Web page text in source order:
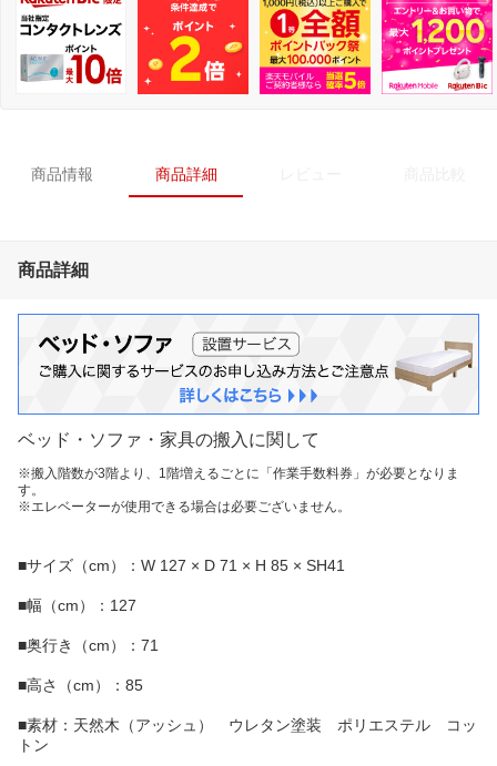
商品情報 商品詳細
商品詳細
ベッド・ソファ・家具の搬入に関して
※搬入階数が3階より、1階増えるごとに「作業手数料券」が必要となりま
す。
※エレベーターが使用できる場合は必要ございません。
■サイズ（cm）：W 127 × D 71 × H 85 × SH41
■幅（cm）：127
■奥行き（cm）：71
■高さ（cm）：85
■素材：天然木（アッシュ） ウレタン塗装 ポリエステル コッ
トン